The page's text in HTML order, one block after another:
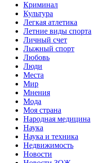
Криминал
Культура
Легкая атлетика
Летние виды спорта
Личный счет
Лыжный спорт
Любовь
Люди
Места
Мир
Мнения
Мода
Моя страна
Народная медицина
Наука
Наука и техника
Недвижимость
Новости